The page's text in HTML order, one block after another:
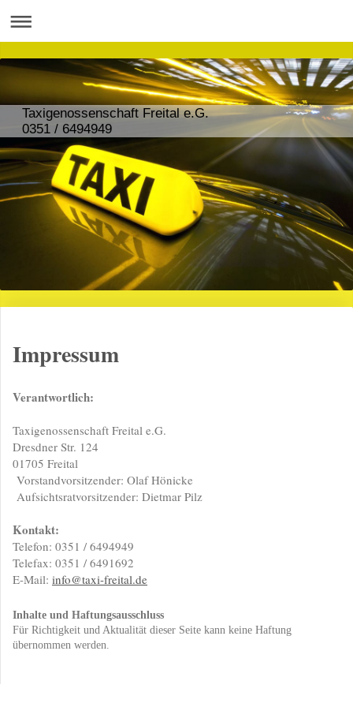
Taxigenossenschaft Freital e.G.
0351 / 6494949
Impressum
Verantwortlich:
Taxigenossenschaft Freital e.G.
Dresdner Str. 124
01705 Freital
Vorstandvorsitzender: Olaf Hönicke
Aufsichtsratvorsitzender: Dietmar Pilz
Kontakt:
Telefon: 0351 / 6494949
Telefax: 0351 / 6491692
E-Mail: info@taxi-freital.de
Inhalte und Haftungsausschluss
Für Richtigkeit und Aktualität dieser Seite kann keine Haftung
übernommen werden.